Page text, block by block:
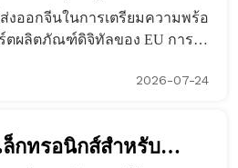
ำหรับพาสปอร์ต
งออกจีนในการเตรียมความพร้อ
ผลิตภัณฑ์ดิจิทัลของ EU การ
2026-07-24
กทรอนิกส์สำหรับ